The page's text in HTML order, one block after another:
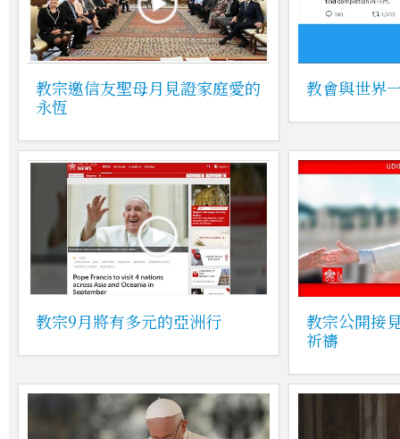
教宗邀信友聖母月見證家庭愛的
永恆
教會與世界
教宗9月將有多元的亞洲行
教宗公開接
祈禱